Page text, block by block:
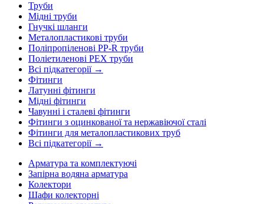
Труби
Мідні труби
Гнучкі шланги
Металопластикові труби
Поліпропіленові PP-R труби
Поліетиленові PEX труби
Всі підкатегорії →
Фітинги
Латунні фітинги
Мідні фітинги
Чавунні і сталеві фітинги
Фітинги з оцинкованої та нержавіючої сталі
Фітинги для металопластикових труб
Всі підкатегорії →
Арматура та комплектуючі
Запірна водяна арматура
Колектори
Шафи колекторні